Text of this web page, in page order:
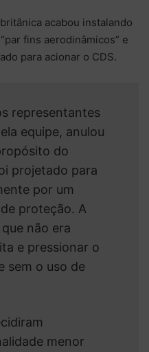
acabou instalando
fins aerodinâmicos” e
para acionar o CDS.
representantes
equipe, anulou
do
projetado para
por um
proteção. A
não era
e pressionar o
sem o uso de
menor